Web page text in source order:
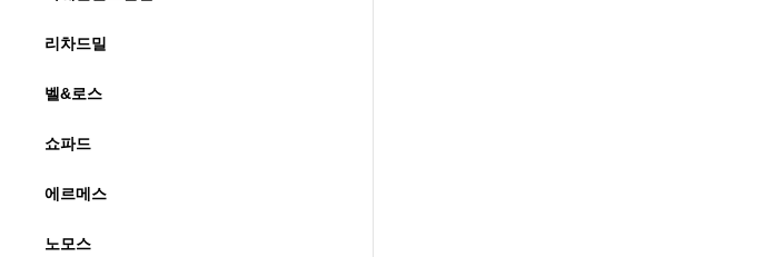
리차드밀
벨&로스
쇼파드
에르메스
노모스